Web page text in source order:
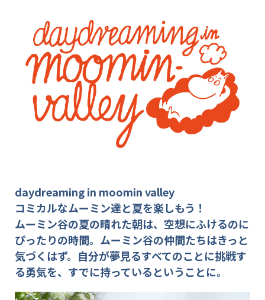
daydreaming in moomin valley
コミカルなムーミン達と夏を楽しもう！
ムーミン谷の夏の晴れた朝は、空想にふけるのに
ぴったりの時間。 ムーミン谷の仲間たちはきっと
気づくはず。自分が夢見るすべてのことに挑戦す
る勇気を、すでに持っているということに。